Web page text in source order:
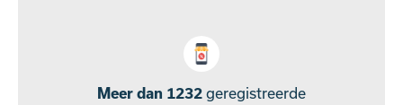
Meer dan 1232 geregistreerde